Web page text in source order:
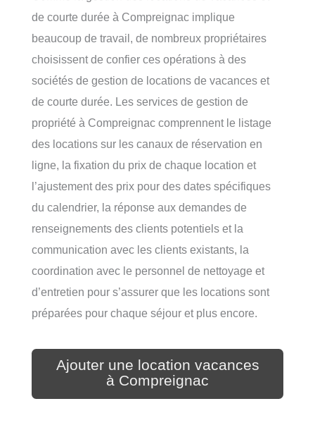
de courte durée à Compreignac implique
beaucoup de travail, de nombreux propriétaires
choisissent de confier ces opérations à des
sociétés de gestion de locations de vacances et
de courte durée. Les services de gestion de
propriété à Compreignac comprennent le listage
des locations sur les canaux de réservation en
ligne, la fixation du prix de chaque location et
l’ajustement des prix pour des dates spécifiques
du calendrier, la réponse aux demandes de
renseignements des clients potentiels et la
communication avec les clients existants, la
coordination avec le personnel de nettoyage et
d’entretien pour s’assurer que les locations sont
préparées pour chaque séjour et plus encore.
Ajouter une location vacances
à Compreignac